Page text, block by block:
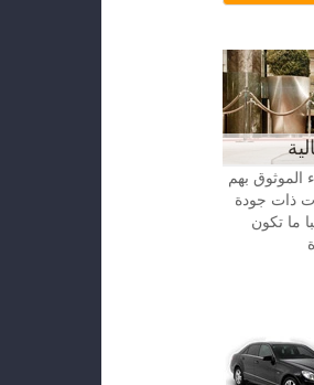
الموثوق بهم
ذات جودة
ما تكون